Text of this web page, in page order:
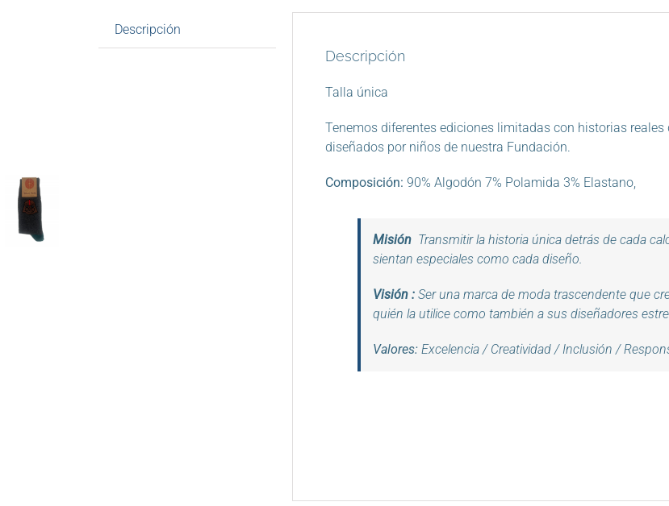
Descripción
Descripción
Talla única
Tenemos diferentes ediciones limitadas con historias
diseñados por niños de nuestra Fundación.
Composición: 90% Algodón 7% Polamida 3% Elastano,
Misión Transmitir la historia única detrás de cada
sientan especiales como cada diseño.
Visión: Ser una marca de moda trascendente que
quién la utilice como también a sus diseñadores
Valores:Excelencia / Creatividad/Inclusión /